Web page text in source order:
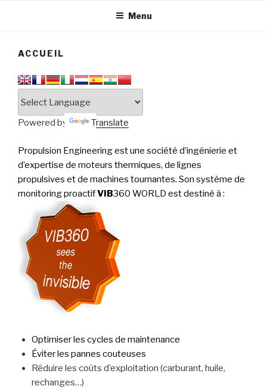
PERFORMANCE
Menu
ACCUEIL
Powered by Translate
Propulsion Engineering est une société d’ingénierie et
d’expertise de moteurs thermiques, de lignes
propulsives et de machines tournantes. Son système de
monitoring proactifVIB360 WORLD est destiné à :
Optimiser les cycles de maintenance
Éviter les pannes couteuses
Réduire les coûts d’exploitation (carburant, huile,
rechanges…)